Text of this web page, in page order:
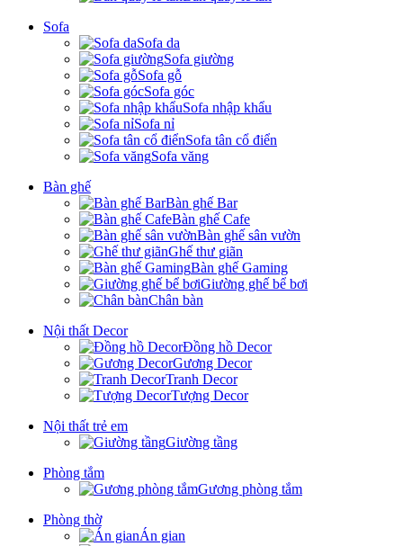
Sofa
Sofa da
Sofa giường
Sofa gỗ
Sofa góc
Sofa nhập khẩu
Sofa nỉ
Sofa tân cổ điển
Sofa văng
Bàn ghế
Bàn ghế Bar
Bàn ghế Cafe
Bàn ghế sân vườn
Ghế thư giãn
Bàn ghế Gaming
Giường ghế bể bơi
Chân bàn
Nội thất Decor
Đồng hồ Decor
Gương Decor
Tranh Decor
Tượng Decor
Nội thất trẻ em
Giường tầng
Phòng tắm
Gương phòng tắm
Phòng thờ
Án gian